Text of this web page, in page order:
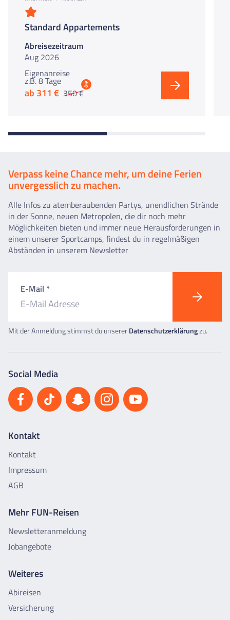
Standard Appartements
Abreisezeitraum
Aug 2026
Eigenanreise
z.B. 8 Tage
ab 311 € 350 €
%
Verpass keine Chance mehr, um deine Ferien
unvergesslich zu machen.
Alle Infos zu atemberaubenden Partys, unendlichen Strände
in der Sonne, neuen Metropolen, die dir noch mehr
Möglichkeiten bieten und immer neue Herausforderungen in
einem unserer Sportcamps, findest du in regelmäßigen
Abständen in unserem Newsletter
E-Mail *
Mit der Anmeldung stimmst du unsererDatenschutzerklärungzu.
Social Media
Kontakt
Kontakt
Impressum
AGB
Mehr FUN-Reisen
Newsletteranmeldung
Jobangebote
Weiteres
Abireisen
Versicherung